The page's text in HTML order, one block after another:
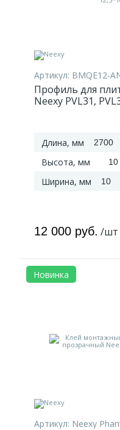
Артикул: BMQE12-
Профиль для
Neexy PVL31,
Длина, мм 2700
Высота, мм
Ширина, мм 10
12 000 руб. /шт
Новинка
Артикул: Neexy